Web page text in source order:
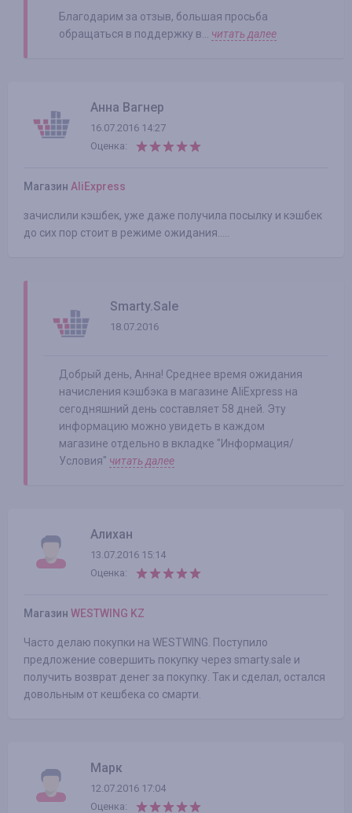
Благодарим за отзыв, большая просьба
обращаться в поддержку в... читать далее
Анна Вагнер
16.07.2016 14:27
Оценка:
Магазин AliExpress
зачислили кэшбек, уже даже получила посылку и кэшбек
до сих пор стоит в режиме ожидания.....
Smarty.Sale
18.07.2016
Добрый день, Анна! Среднее время ожидания
начисления кэшбэка в магазине AliExpress на
сегодняшний день составляет 58 дней. Эту
информацию можно увидеть в каждом
магазине отдельно в вкладке "Информация/
Условия" читать далее
Алихан
13.07.2016 15:14
Оценка:
Магазин WESTWING KZ
Часто делаю покупки на WESTWING. Поступило
предложение совершить покупку через smarty.sale и
получить возврат денег за покупку. Так и сделал, остался
довольным от кешбека со смарти.
Марк
12.07.2016 17:04
Оценка: